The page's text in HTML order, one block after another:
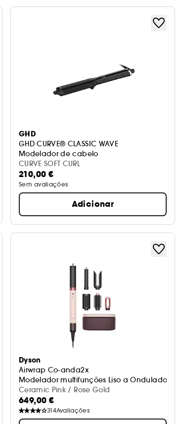
GHD
GHD CURVE® CLASSIC WAVE
Modelador de cabelo
CURVE SOFT CURL
210,00 €
Sem avaliações
Adicionar
Dyson
Airwrap Co-anda2x
Modelador multifunções Liso a Ondulado
Ceramic Pink / Rose Gold
649,00 €
314Avaliações